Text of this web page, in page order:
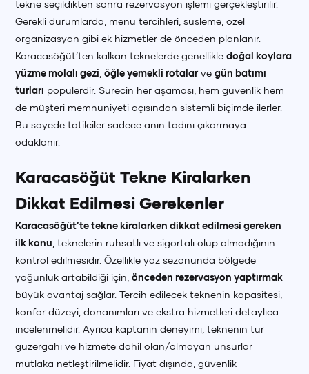
tekne seçildikten sonra rezervasyon işlemi gerçekleştirilir.
Gerekli durumlarda, menü tercihleri, süsleme, özel
organizasyon gibi ek hizmetler de önceden planlanır.
Karacasöğüt’ten kalkan teknelerde genellikledoğal koylara
yüzme molalı gezi ,öğle yemekli rotalar vegün batımı
turları popülerdir. Sürecin her aşaması, hem güvenlik hem
de müşteri memnuniyeti açısından sistemli biçimde ilerler.
Bu sayede tatilciler sadece anın tadını çıkarmaya
odaklanır.
Karacasöğüt Tekne Kiralarken
Dikkat Edilmesi Gerekenler
Karacasöğüt’te tekne kiralarken dikkat edilmesi gereken
ilk konu , teknelerin ruhsatlı ve sigortalı olup olmadığının
kontrol edilmesidir. Özellikle yaz sezonunda bölgede
yoğunluk artabildiği için,önceden rezervasyon yaptırmak
büyük avantaj sağlar. Tercih edilecek teknenin kapasitesi,
konfor düzeyi, donanımları ve ekstra hizmetleri detaylıca
incelenmelidir. Ayrıca kaptanın deneyimi, teknenin tur
güzergahı ve hizmete dahil olan/olmayan unsurlar
mutlaka netleştirilmelidir. Fiyat dışında, güvenlik